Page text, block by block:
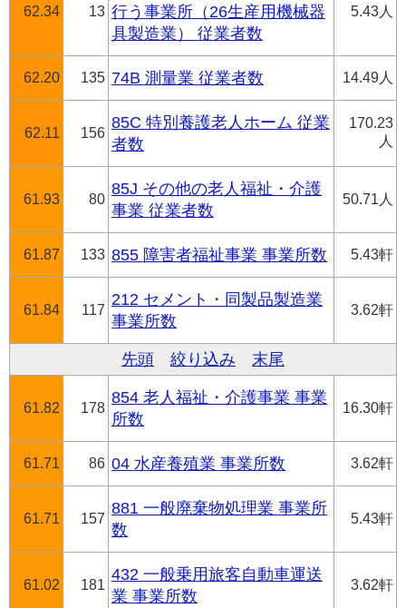
62.34 13 行う事業所（26生産用機械器
具製造業） 従業者数
5.43人
62.20 135 74B 測量業 従業者数 14.49人
62.11 156
85C 特別養護老人ホーム 従業
者数
170.23
人
61.93 80
85J その他の老人福祉・介護
事業 従業者数
50.71人
61.87 133 855 障害者福祉事業 事業所数 5.43軒
61.84 117
212 セメント・同製品製造業
事業所数
3.62軒
先頭 絞り込み 末尾
61.82 178
854 老人福祉・介護事業 事業
所数
16.30軒
61.71 86 04 水産養殖業 事業所数 3.62軒
61.71 157
881 一般廃棄物処理業 事業所
数
5.43軒
61.02 181
432 一般乗用旅客自動車運送
業 事業所数
3.62軒